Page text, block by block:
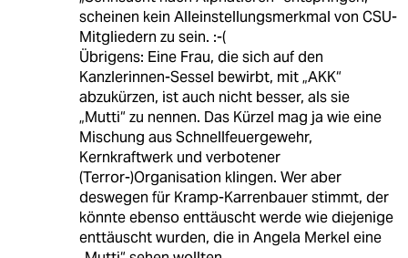
scheinen kein Alleinstellungsmerkmal von CSU-
Mitgliedern zu sein. :-(
Übrigens: Eine Frau, die sich auf den
Kanzlerinnen-Sessel bewirbt, mit „AKK“
abzukürzen, ist auch nicht besser, als sie
„Mutti“ zu nennen. Das Kürzel mag ja wie eine
Mischung aus Schnellfeuergewehr,
Kernkraftwerk und verbotener
(Terror-)Organisation klingen. Wer aber
deswegen für Kramp-Karrenbauer stimmt, der
könnte ebenso enttäuscht werde wie diejenige
enttäuscht wurden, die in Angela Merkel eine